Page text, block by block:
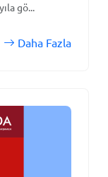
gö...
Daha Fazla